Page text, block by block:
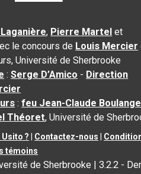
, Pierre Martel et
le concours de Louis Mercier
Université de Sherbrooke
:Serge D’Amico - Direction
:feu Jean-Claude
Théoret, Université de
? Contactez-nous
témoins
de Sherbrooke |3.2.2 -